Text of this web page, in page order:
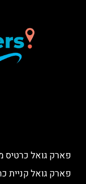
פארק גואל כרטיס
פארק גואל קניית